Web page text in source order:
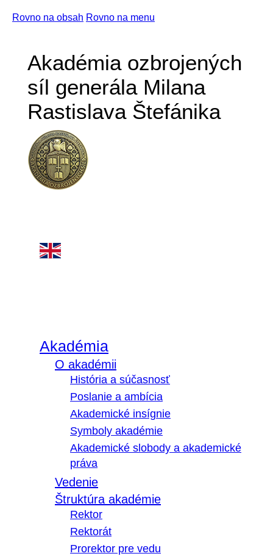
Rovno na obsah Rovno na menu
Akadémia ozbrojených
síl generála Milana
Rastislava Štefánika
Akadémia
O akadémii
História a súčasnosť
Poslanie a ambícia
Akademické insígnie
Symboly akadémie
Akademické slobody a akademické
práva
Vedenie
Štruktúra akadémie
Rektor
Rektorát
Prorektor pre vedu